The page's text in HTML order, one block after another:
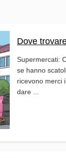
Dove
Supermercati:
se hanno
ricevono merci
dare ...